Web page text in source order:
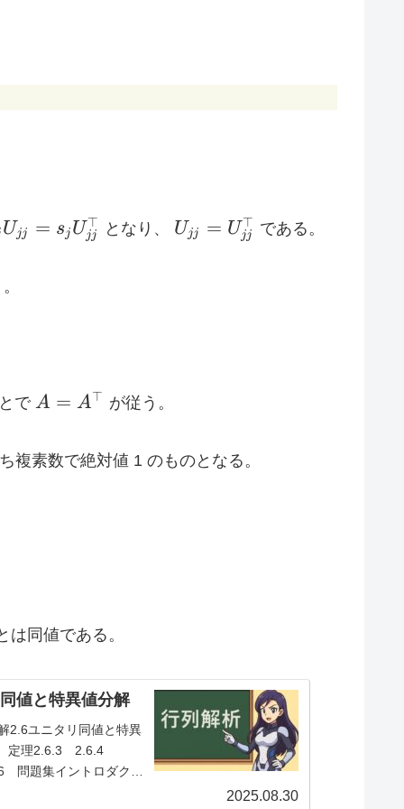
U_{jj} =
Ujj = sj Ujj
⊤ となり、 U_{jj} =
U_{jj}^{\top}
Ujj = Ujj
⊤ である。
で A =
A = A⊤ が従う。
複素数で絶対値 1 のものとなる。
は同値である。
値と特異値分解
2.6ユニタリ同値と特異
定理2.6.3 2.6.4
題集イントロダクシ
2025.08.30